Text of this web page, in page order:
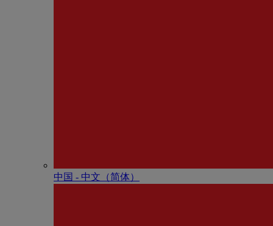
中国 - 中⽂（简体）